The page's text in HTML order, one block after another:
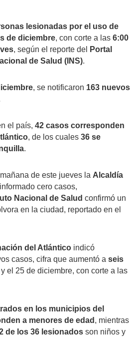
lesionadas por el uso de
de diciembre, con corte a las 6:00
, según el reporte del
Portal
de Salud (INS).
, se notificaron 163 nuevos
el país, 42 casos corresponden
, de los cuales 36 se
.
de este jueves la Alcaldía
cero casos,
Nacional de Salud confirmó un
en la ciudad, reportado en el
del Atlántico indicó
casos, cifra que aumentó a seis
el 25 de diciembre, con corte a las
en los municipios del
a menores de edad , mientras
de los 36 lesionados son niños y